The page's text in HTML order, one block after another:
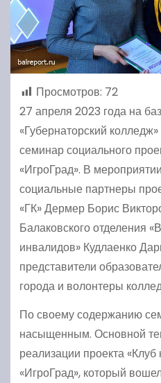
Просмотров: 72
27 апреля 2023 года на
«Губернаторский
семинар социального
«ИгроГрад». В
социальные партнеры
«ГК» Дермер Борис
Балаковского отделения
инвалидов» Кудлаенко
представители
города и волонтеры
По своему содержанию
насыщенным. Основной
реализации проекта «Клуб
«ИгроГрад», который